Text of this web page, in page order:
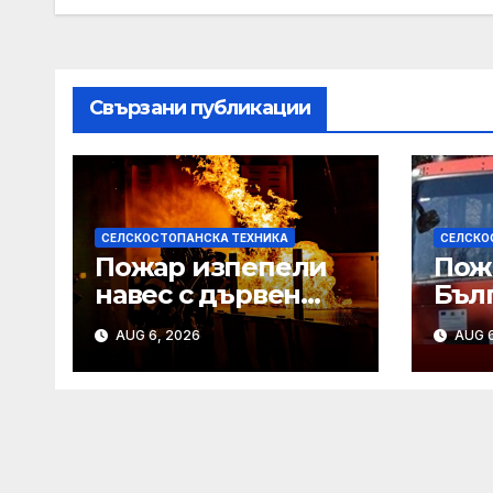
Свързани публикации
СЕЛСКОСТОПАНСКА ТЕХНИКА
Пожар изпепели
навес с дървен
материал и
земеделска
техника
AUG 6, 2026 AUG